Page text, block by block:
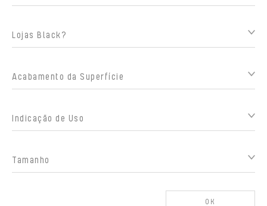
Lojas Black?
Acabamento da Superfície
Indicação de Uso
Tamanho
OK